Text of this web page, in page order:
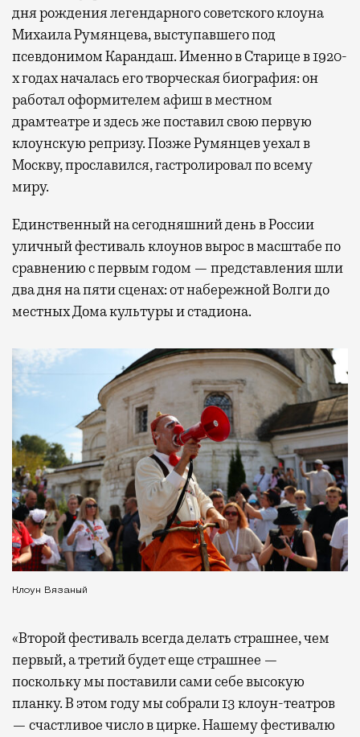
дня рождения легендарного советского клоуна
Михаила Румянцева, выступавшего под
псевдонимом Карандаш. Именно в Старице в 1920-
х годах началась его творческая биография: он
работал оформителем афиш в местном
драмтеатре и здесь же поставил свою первую
клоунскую репризу. Позже Румянцев уехал в
Москву, прославился, гастролировал по всему
миру.
Единственный на сегодняшний день в России
уличный фестиваль клоунов вырос в масштабе по
сравнению с первым годом — представления шли
два дня на пяти сценах: от набережной Волги до
местных Дома культуры и стадиона.
Клоун Вязаный
«Второй фестиваль всегда делать страшнее, чем
первый, а третий будет еще страшнее —
поскольку мы поставили сами себе высокую
планку. В этом году мы собрали 13 клоун-театров
— счастливое число в цирке. Нашему фестивалю